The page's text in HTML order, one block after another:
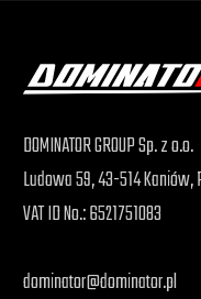
DOMINATOR GROUP Sp. z o.o.
Ludowa 59, 43-514 Kaniów,
VAT ID No.: 6521751083
dominator@dominator.pl